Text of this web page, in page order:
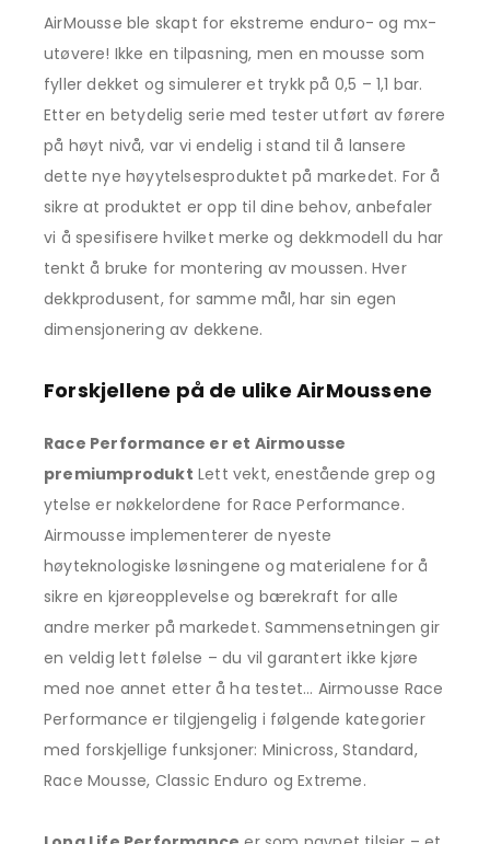
AirMousse ble skapt for ekstreme enduro- og mx-
utøvere! Ikke en tilpasning, men en mousse som
fyller dekket og simulerer et trykk på 0,5 – 1,1 bar.
Etter en betydelig serie med tester utført av førere
på høyt nivå, var vi endelig i stand til å lansere
dette nye høyytelsesproduktet på markedet. For å
sikre at produktet er opp til dine behov, anbefaler
vi å spesifisere hvilket merke og dekkmodell du har
tenkt å bruke for montering av moussen. Hver
dekkprodusent, for samme mål, har sin egen
dimensjonering av dekkene.
Forskjellene på de ulike AirMoussene
Race Performance er et Airmousse
premiumprodukt Lett vekt, enestående grep og
ytelse er nøkkelordene for Race Performance.
Airmousse implementerer de nyeste
høyteknologiske løsningene og materialene for å
sikre en kjøreopplevelse og bærekraft for alle
andre merker på markedet. Sammensetningen gir
en veldig lett følelse – du vil garantert ikke kjøre
med noe annet etter å ha testet… Airmousse Race
Performance er tilgjengelig i følgende kategorier
med forskjellige funksjoner: Minicross, Standard,
Race Mousse, Classic Enduro og Extreme.